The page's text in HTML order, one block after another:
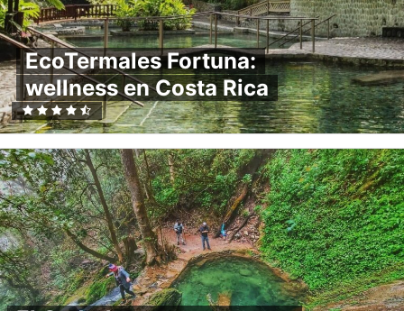
EcoTermales Fortuna:
wellness en Costa Rica